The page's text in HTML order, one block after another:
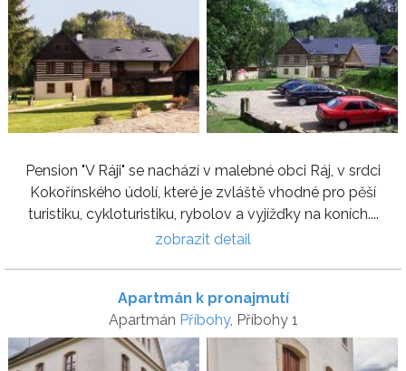
Pension "V Ráji" se nachází v malebné obci Ráj, v srdci
Kokořínského údolí, které je zvláště vhodné pro pěší
turistiku, cykloturistiku, rybolov a vyjížďky na koních....
zobrazit detail
Apartmán k pronajmutí
Apartmán Příbohy, Příbohy 1